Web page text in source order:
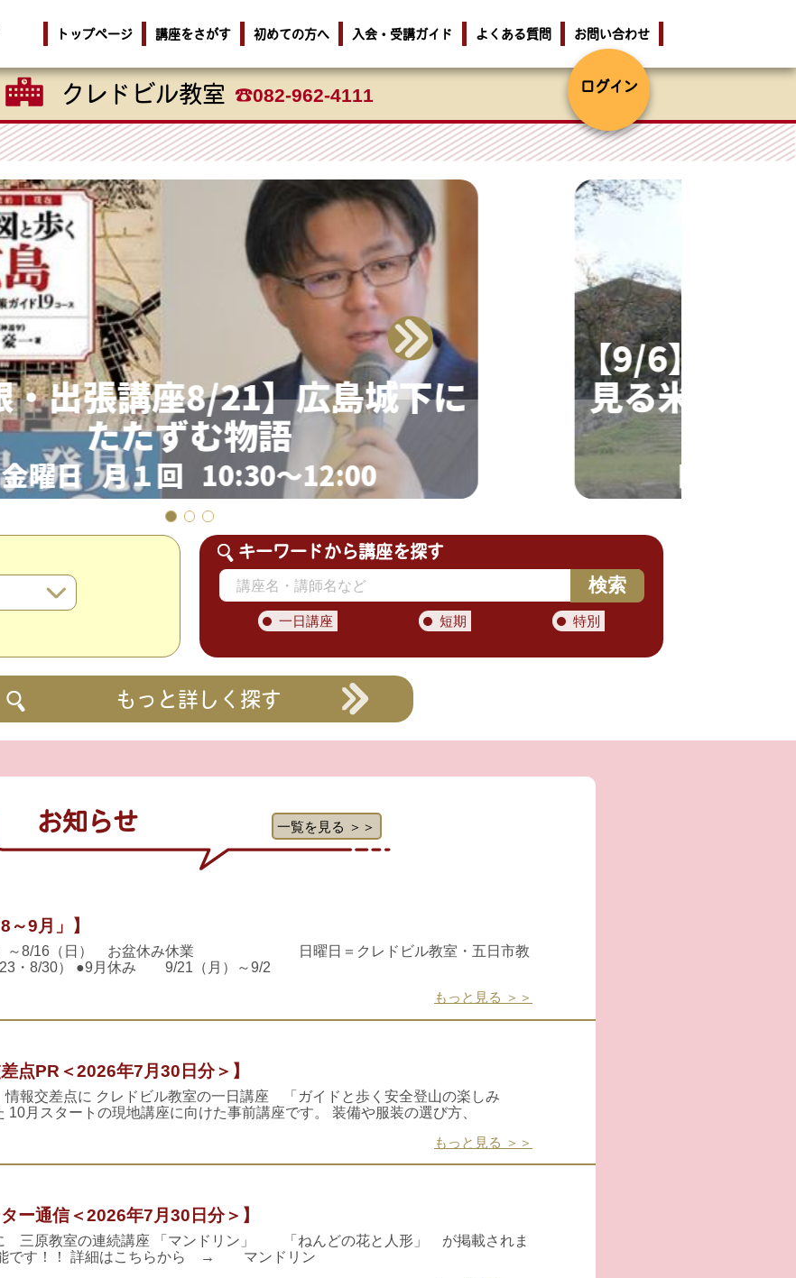
トップページ 講座をさがす 初めての方へ 入会・受講ガイド よくある質問 お問い合わせ
ログイン
クレドビル教室 082-962-4111
・出張講座8/21】広島城下に
たたずむ物語
金曜日 月１回 10:30～12:00
【9/6】海に
見る米子城
日曜日
キーワードから講座を探す
検索
一日講座 短期 特別
もっと詳しく探す
お知らせ 一覧を見る ＞＞
～9月」】
～8/16（日） お盆休み休業 日曜日＝クレドビル教室・五日市教
23・8/30） ●9月休み 9/21（月）～9/2
もっと見る ＞＞
点PR＜2026年7月30日分＞】
報交差点に クレドビル教室の一日講座 「ガイドと歩く安全登山の楽しみ
月スタートの現地講座に向けた事前講座です。 装備や服装の選び方、
もっと見る ＞＞
ー通信＜2026年7月30日分＞】
三原教室の連続講座 「マンドリン」 「ねんどの花と人形」 が掲載されま
です！！ 詳細はこちらから → マンドリン